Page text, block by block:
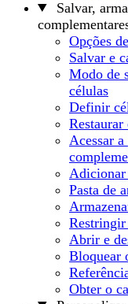
Salvar,
Opções
Salvar e
Modo de
células
Definir
Acessar
Adicionar
Pasta de
Restringir
Abrir e
Bloquear
Obter o